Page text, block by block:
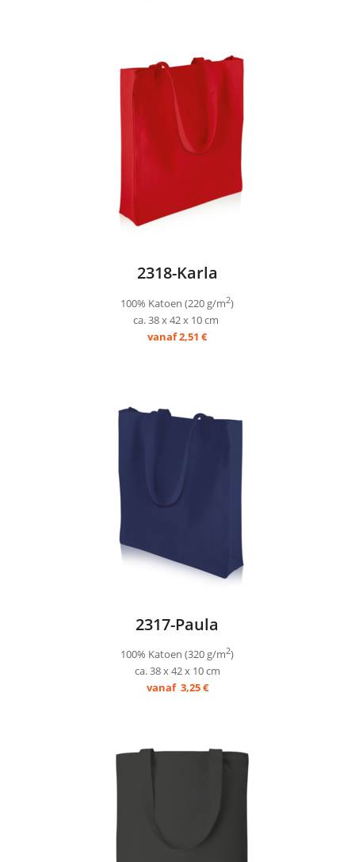
2318-Karla
100% Katoen (220 g/m2)
ca. 38 x 42 x 10 cm
vanaf 2,51 €
2317-Paula
100% Katoen (320 g/m2)
ca. 38 x 42 x 10 cm
vanaf 3,25 €